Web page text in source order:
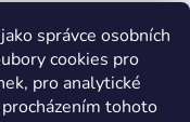
správce osobních
cookies pro
pro analytické
tohoto